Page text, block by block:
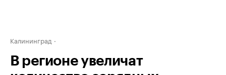
Калининград
В регионе увеличат